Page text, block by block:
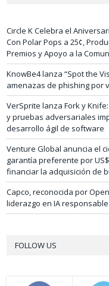
Circle K Celebra el
Con Polar Pops a 25¢,
Premios y Apoyo a la
KnowBe4 lanza “Spot the
amenazas de phishing por
VerSprite lanza Fork y
y pruebas adversariales
desarrollo ágil de software
Venture Global anuncia el
garantía preferente por
financiar la adquisición de
Capco, reconocida por
liderazgo en IA responsable
FOLLOW US